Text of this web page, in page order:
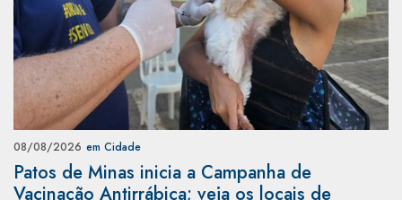
08/08/2026 em Cidade
Patos de Minas inicia a Campanha de
Vacinação Antirrábica; veja os locais de